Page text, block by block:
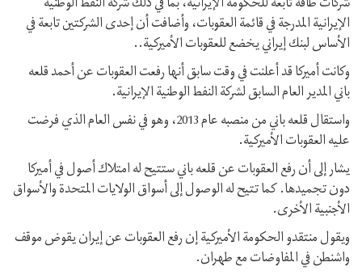
الإيرانية المدرجة في قائمة العقوبات، وأضافت أن إحدى الشركتين تابعة في
الأساس لبنك إيراني يخضع للعقوبات الأميركية..
وكانت أميركا قد أعلنت في وقت سابق أنها رفعت العقوبات عن أحمد قلعه
باني المدير العام السابق لشركة النفط الوطنية الإيرانية.
واستقال قلعه باني من منصبه عام 2013، وهو في نفس العام الذي فرضت
عليه العقوبات الأميركية.
يشار إلى أن رفع العقوبات عن قلعه باني ستتيح له امتلاك أصول في أميركا
دون تجميدها. كما تتيح له الوصول إلى أسواق الولايات المتحدة والأسواق
الأجنبية الأخرى.
ويقول منتقدو الحكومة الأميركية إن رفع العقوبات عن إيران يقوض موقف
واشنطن في المفاوضات مع طهران.